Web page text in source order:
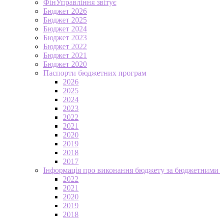
ФінУправління звітує
Бюджет 2026
Бюджет 2025
Бюджет 2024
Бюджет 2023
Бюджет 2022
Бюджет 2021
Бюджет 2020
Паспорти бюджетних програм
2026
2025
2024
2023
2022
2021
2020
2019
2018
2017
Інформація про виконання бюджету за
2022
2021
2020
2019
2018